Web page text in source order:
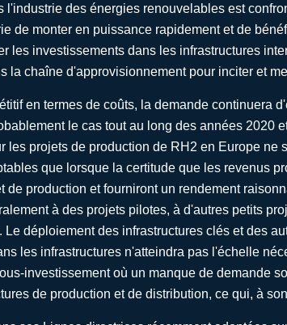
l'industrie des énergies renouvelables est
de monter en puissance rapidement et de
les investissements dans les infrastructures
la chaîne d'approvisionnement pour inciter et
en termes de coûts, la demande continuera
le cas tout au long des années 2020
les projets de production de RH2 en Europe
que lorsque la certitude que les revenus
de production et fourniront un rendement
à des projets pilotes, à d'autres petits
Le déploiement des infrastructures clés et des
les infrastructures n'atteindra pas l'échelle
investissement où un manque de demande
de production et de distribution, ce qui, à